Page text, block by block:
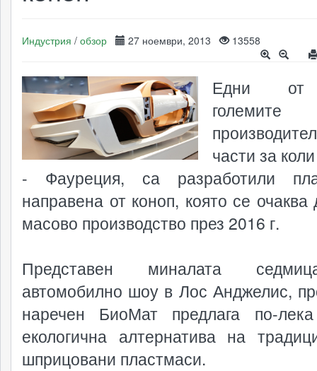
Индустрия / обзор 27 ноември, 2013 13558
Едни
големите
части за
- Фауреция, са разработили
направена от коноп, която се очаква
масово производство през 2016 г.
Представен миналата
автомобилно шоу в Лос Анджелис,
наречен БиоМат предлага по-
екологична алтернатива на
шприцовани пластмаси.